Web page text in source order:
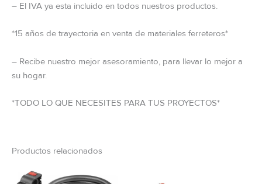
– El IVA ya esta incluido en todos nuestros productos.
*15 años de trayectoria en venta de materiales ferreteros*
– Recibe nuestro mejor asesoramiento, para llevar lo mejor a
su hogar.
*TODO LO QUE NECESITES PARA TUS PROYECTOS*
Productos relacionados